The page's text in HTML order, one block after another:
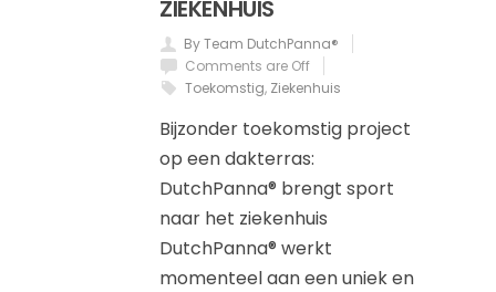
ZIEKENHUIS
By Team DutchPanna®
Comments are Off
Toekomstig, Ziekenhuis
Bijzonder toekomstig project
op een dakterras:
DutchPanna® brengt sport
naar het ziekenhuis
DutchPanna® werkt
momenteel aan een uniek en